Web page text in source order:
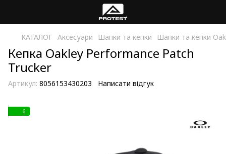
КАТАЛОГ Аксесуари Шапки та кепки Шапки та кепки
Кепка Oakley Performance Patch
Trucker
Артикул: 8056153430203 Написати відгук
6